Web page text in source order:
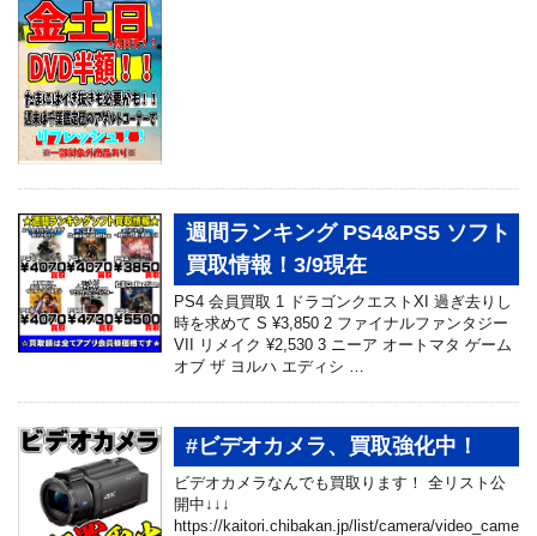
週間ランキング PS4&PS5 ソフト
買取情報！3/9現在
PS4 会員買取 1 ドラゴンクエストXI 過ぎ去りし
時を求めて S ¥3,850 2 ファイナルファンタジー
VII リメイク ¥2,530 3 ニーア オートマタ ゲーム
オブ ザ ヨルハ エディシ …
#ビデオカメラ、買取強化中！
ビデオカメラなんでも買取ります！ 全リスト公
開中↓↓↓
https://kaitori.chibakan.jp/list/camera/video_came